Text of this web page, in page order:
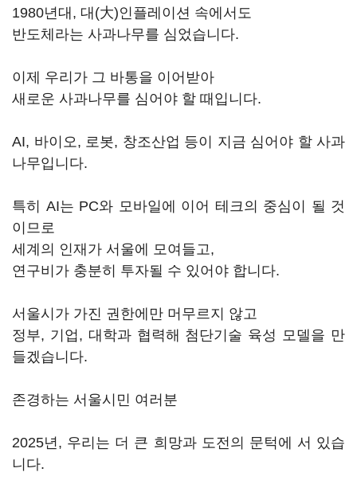
1980년대, 대(大)인플레이션 속에서도
반도체라는 사과나무를 심었습니다.
이제 우리가 그 바통을 이어받아
새로운 사과나무를 심어야 할 때입니다.
AI, 바이오, 로봇, 창조산업 등이 지금 심어야 할 사과
나무입니다.
특히 AI는 PC와 모바일에 이어 테크의 중심이 될 것
이므로
세계의 인재가 서울에 모여들고,
연구비가 충분히 투자될 수 있어야 합니다.
서울시가 가진 권한에만 머무르지 않고
정부, 기업, 대학과 협력해 첨단기술 육성 모델을 만
들겠습니다.
존경하는 서울시민 여러분
2025년, 우리는 더 큰 희망과 도전의 문턱에 서 있습
니다.